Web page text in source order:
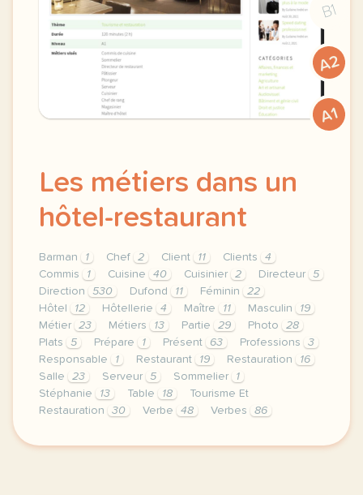
B1
A2
A1
Les métiers dans un
hôtel-restaurant
Barman 1 Chef 2 Client 11 Clients
4
Commis
1 Cuisine 40 Cuisinier 2 Directeur
5
Direction
530 Dufond 11 Féminin
22
Hôtel
12 Hôtellerie 4 Maître 11 Masculin
19
Métier
23 Métiers 13 Partie 29 Photo
28
Plats
5 Prépare 1 Présent 63 Professions
3
Responsable
1 Restaurant 19 Restauration
16
Salle
23 Serveur 5 Sommelier
1
Stéphanie
13 Table 18
Tourisme Et
Restauration
30 Verbe 48 Verbes 86
theme tourisme et restauration duree 120